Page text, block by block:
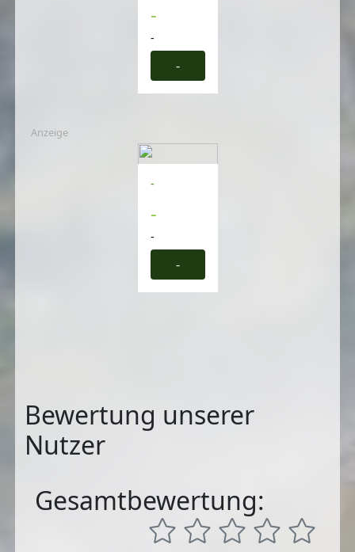
-
-
-
Anzeige
-
-
-
-
Bewertung unserer
Nutzer
Gesamtbewertung: